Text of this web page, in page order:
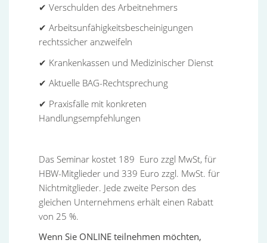
✔ Verschulden des Arbeitnehmers
✔ Arbeitsunfähigkeitsbescheinigungen
rechtssicher anzweifeln
✔ Krankenkassen und Medizinischer Dienst
✔ Aktuelle BAG-Rechtsprechung
✔ Praxisfälle mit konkreten
Handlungsempfehlungen
Das Seminar kostet 189 Euro zzgl MwSt, für
HBW-Mitglieder und 339 Euro zzgl. MwSt. für
Nichtmitglieder. Jede zweite Person des
gleichen Unternehmens erhält einen Rabatt
von 25 %.
Wenn Sie ONLINE teilnehmen möchten,